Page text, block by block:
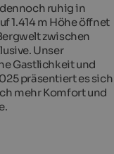
ruhig in
1.414 m Höhe öffnet
zwischen
Unser
Gastlichkeit und
präsentiert es sich
mehr Komfort und